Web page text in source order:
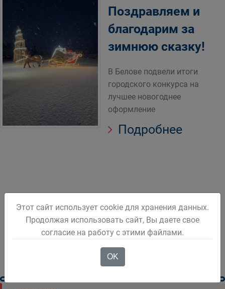
Поздравляем и
благодарим за
зимнюю сказку!
В Белове подвели итоги
городского конкурса на
лучшее новогоднее
оформление
Подробнее
1 2 3
Этот сайт использует cookie для хранения данных.
Продолжая использовать сайт, Вы даете свое
согласие на работу с этими файлами.
OK